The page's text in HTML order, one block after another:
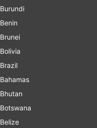
Burundi
Benin
Brunei
Bolivia
Brazil
Bahamas
Bhutan
Botswana
Belize